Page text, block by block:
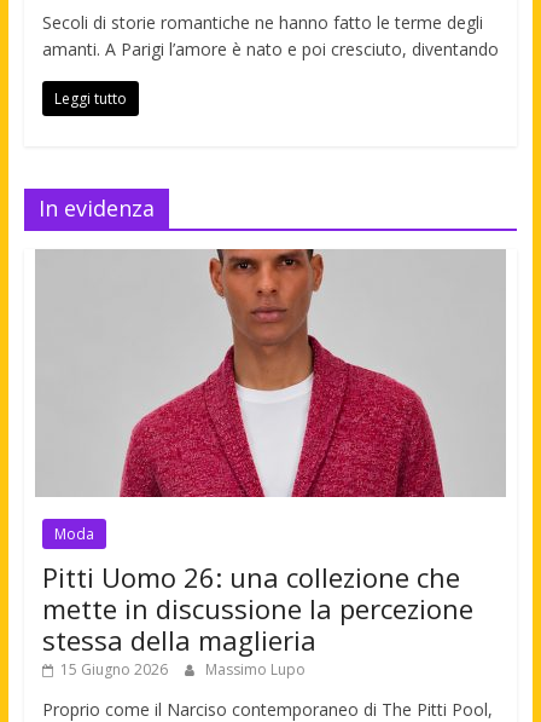
Secoli di storie romantiche ne hanno fatto le terme degli
amanti. A Parigi l’amore è nato e poi cresciuto, diventando
Leggi tutto
In evidenza
Moda
Pitti Uomo 26: una collezione che
mette in discussione la percezione
stessa della maglieria
15 Giugno 2026 Massimo Lupo
Proprio come il Narciso contemporaneo di The Pitti Pool,